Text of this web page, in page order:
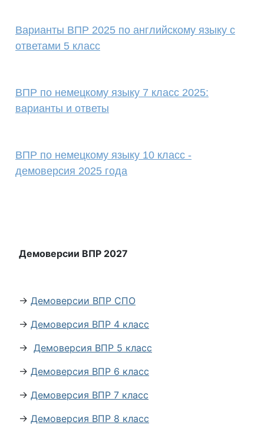
Варианты ВПР 2025 по английскому языку с
ответами 5 класс
ВПР по немецкому языку 7 класс 2025:
варианты и ответы
ВПР по немецкому языку 10 класс -
демоверсия 2025 года
Демоверсии ВПР 2027
→ Демоверсии ВПР СПО
→ Демоверсия ВПР 4 класс
→ Демоверсия ВПР 5 класс
→ Демоверсия ВПР 6 класс
→ Демоверсия ВПР 7 класс
→ Демоверсия ВПР 8 класс